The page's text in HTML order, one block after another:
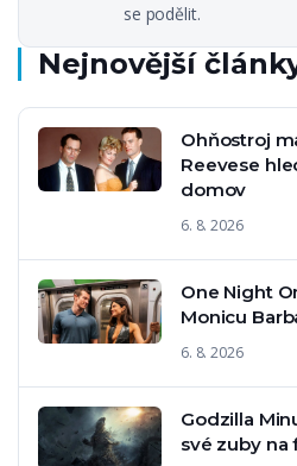
se podělit.
Nejnovější
Ohňostroj
Reevese
domov
6. 8. 2026
One Night
Monicu
6. 8. 2026
Godzilla
své zuby na